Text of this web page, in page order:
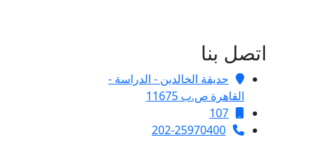
اتصل بنا
حديقة الخالدين - الدراسة -
القاهرة ص.ب 11675
107
202-25970400